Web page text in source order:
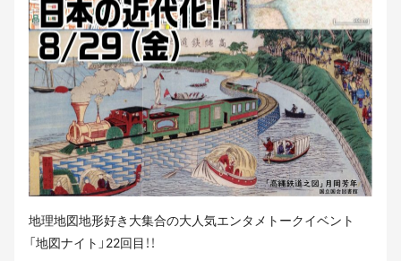
地理地図地形好き大集合の大人気エンタメトークイベント
「地図ナイト」22回目！！